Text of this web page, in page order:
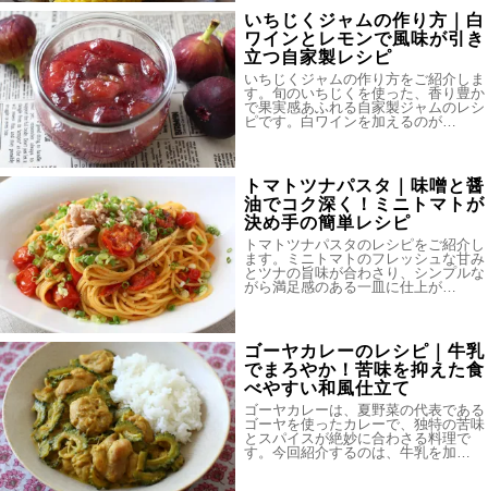
いちじくジャムの作り方｜白
ワインとレモンで風味が引き
立つ自家製レシピ
いちじくジャムの作り方をご紹介しま
す。旬のいちじくを使った、香り豊か
で果実感あふれる自家製ジャムのレシ
ピです。白ワインを加えるのが…
トマトツナパスタ｜味噌と醤
油でコク深く！ミニトマトが
決め手の簡単レシピ
トマトツナパスタのレシピをご紹介し
ます。ミニトマトのフレッシュな甘み
とツナの旨味が合わさり、シンプルな
がら満足感のある一皿に仕上が…
ゴーヤカレーのレシピ｜牛乳
でまろやか！苦味を抑えた食
べやすい和風仕立て
ゴーヤカレーは、夏野菜の代表である
ゴーヤを使ったカレーで、独特の苦味
とスパイスが絶妙に合わさる料理で
す。今回紹介するのは、牛乳を加…